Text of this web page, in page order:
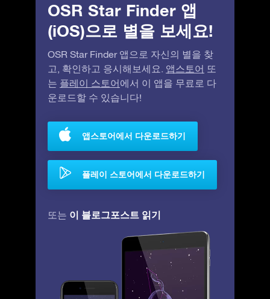
OSR Star Finder 앱
(iOS)으로 별을 보세요!
OSR Star Finder 앱으로 자신의 별을 찾
고, 확인하고 응시해보세요. 앱스토어 또
는 플레이 스토어에서 이 앱을 무료로 다
운로드할 수 있습니다!
앱스토어에서 다운로드하기
플레이 스토어에서 다운로드하기
또는 이 블로그포스트 읽기